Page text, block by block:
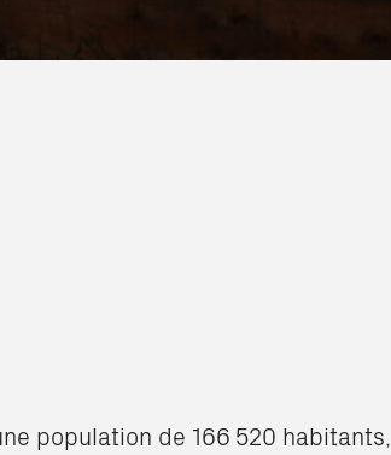
population de 166 520 habitants,